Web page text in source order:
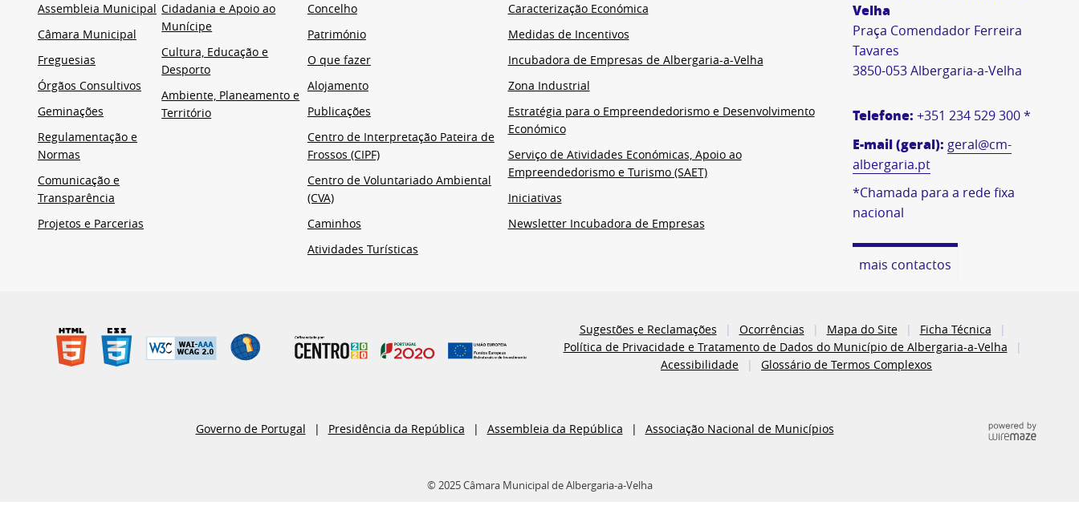
Assembleia Municipal
Câmara Municipal
Freguesias
Órgãos Consultivos
Geminações
Regulamentação e
Normas
Comunicação e
Transparência
Projetos e Parcerias
Cidadania e Apoio ao
Munícipe
Cultura, Educação e
Desporto
Ambiente, Planeamento e
Território
Concelho
Património
O que fazer
Alojamento
Publicações
Centro de Interpretação Pateira de
Frossos (CIPF)
Centro de Voluntariado Ambiental
(CVA)
Caminhos
Atividades Turísticas
Caracterização Económica
Medidas de Incentivos
Incubadora de Empresas de Albergaria-a-Velha
Zona Industrial
Estratégia para o Empreendedorismo e Desenvolvimento
Económico
Serviço de Atividades Económicas, Apoio ao
Empreendedorismo e Turismo (SAET)
Iniciativas
Newsletter Incubadora de Empresas
Velha
Praça Comendador Ferreira
Tavares
3850-053 Albergaria-a-Velha
Telefone: +351 234 529 300 *
E-mail (geral): geral@cm-
albergaria.pt
*Chamada para a rede fixa
nacional
mais contactos
Sugestões e Reclamações Ocorrências Mapa do Site
Ficha Técnica
Política de Privacidade e Tratamento de Dados do Município de Albergaria-a-Velha
Acessibilidade
Glossário de Termos Complexos
Governo de Portugal Presidência da República Assembleia da República Associação Nacional de Municípios
© 2025 Câmara Municipal de Albergaria-a-Velha